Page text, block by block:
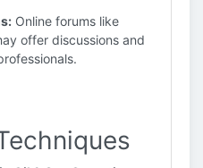
Online forums like
offer discussions and